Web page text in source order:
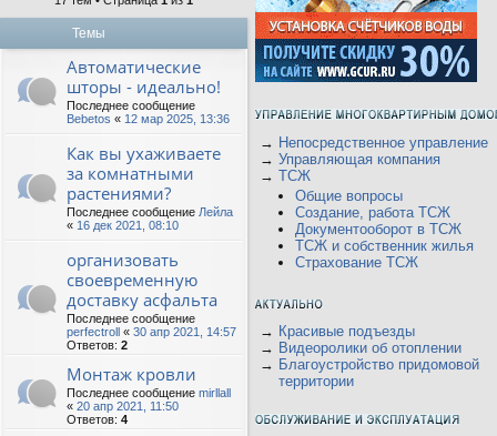
Темы
Автоматические
шторы - идеально!
Последнее сообщение
Bebetos « 12 мар 2025, 13:36
Как вы ухаживаете
за комнатными
растениями?
Последнее сообщение Лейла
« 16 дек 2021, 08:10
организовать
своевременную
доставку асфальта
Последнее сообщение
perfectroll « 30 апр 2021, 14:57
Ответов: 2
Монтаж кровли
Последнее сообщение mirllall
« 20 апр 2021, 11:50
Ответов: 4
→ Непосредственное управление
→ Управляющая компания
→ ТСЖ
Общие вопросы
Создание, работа ТСЖ
Документооборот в ТСЖ
ТСЖ и собственник жилья
Страхование ТСЖ
→ Красивые подъезды
→ Видеоролики об отоплении
→ Благоустройство придомовой
территории